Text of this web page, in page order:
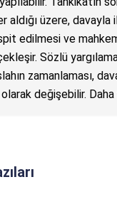
aldığı üzere, davayla
edilmesi ve
Sözlü
zamanlaması,
değişebilir. Daha